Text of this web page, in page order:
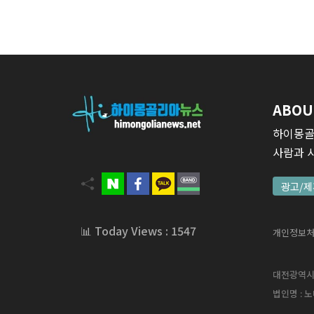
📊 Today Views : 1547
하이몽
사람과
광고/
개인정보
대전광역
법인명 :